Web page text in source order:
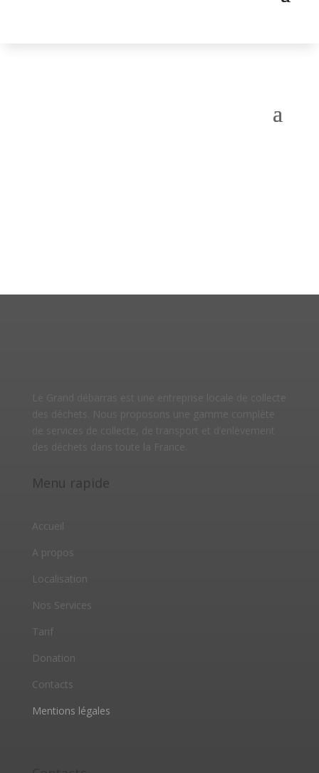
des déchets dans toute la France.
Menu rapide
Accueil
A propos
Localisation
Nos Services
Tarif
Donation
Contacts
Mentions légales